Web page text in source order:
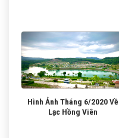
Hình Ảnh Tháng 6/2020 Về
Lạc Hồng Viên